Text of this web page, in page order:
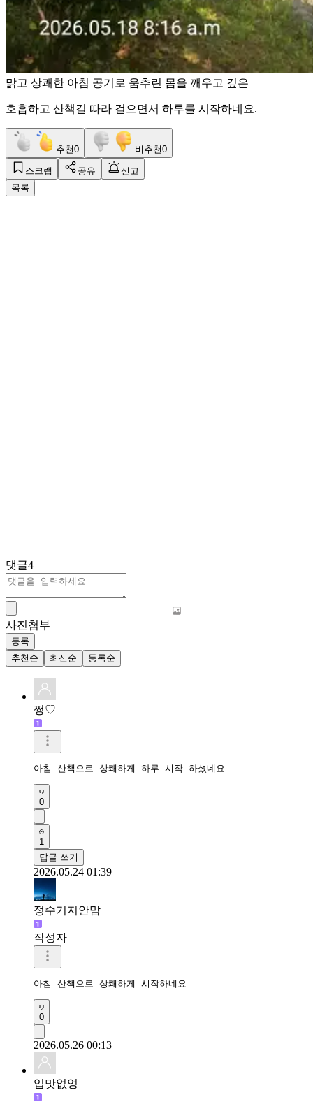
맑고 상쾌한 아침 공기로 움추린 몸을 깨우고 깊은
호흡하고 산책길 따라 걸으면서 하루를 시작하네요.
추천0 비추천0
스크랩 공유
신고
목록
댓글4
사진첨부
등록
추천순
최신순 등록순
쩡♡
아침 산책으로 상쾌하게 하루 시작 하셨네요
0
1
답글 쓰기
2026.05.24 01:39
정수기지안맘
작성자
아침 산책으로 상쾌하게 시작하네요
0
2026.05.26 00:13
입맛없엉